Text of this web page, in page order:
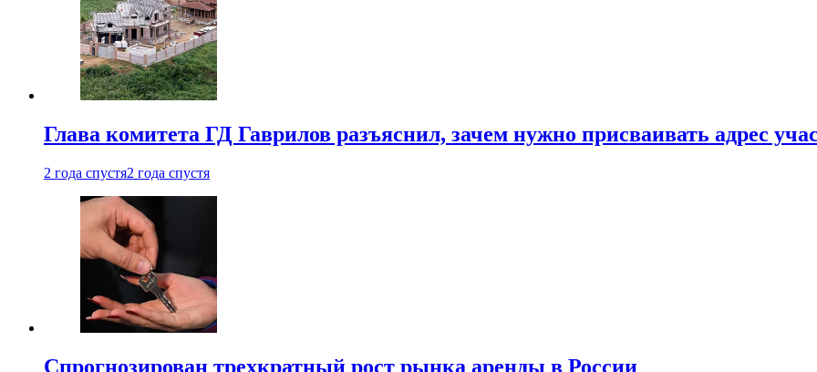
Глава комитета ГД Гаврилов разъяснил, зачем нужно присваивать адрес
2 года спустя2 года спустя
Спрогнозирован трехкратный рост рынка аренды в России